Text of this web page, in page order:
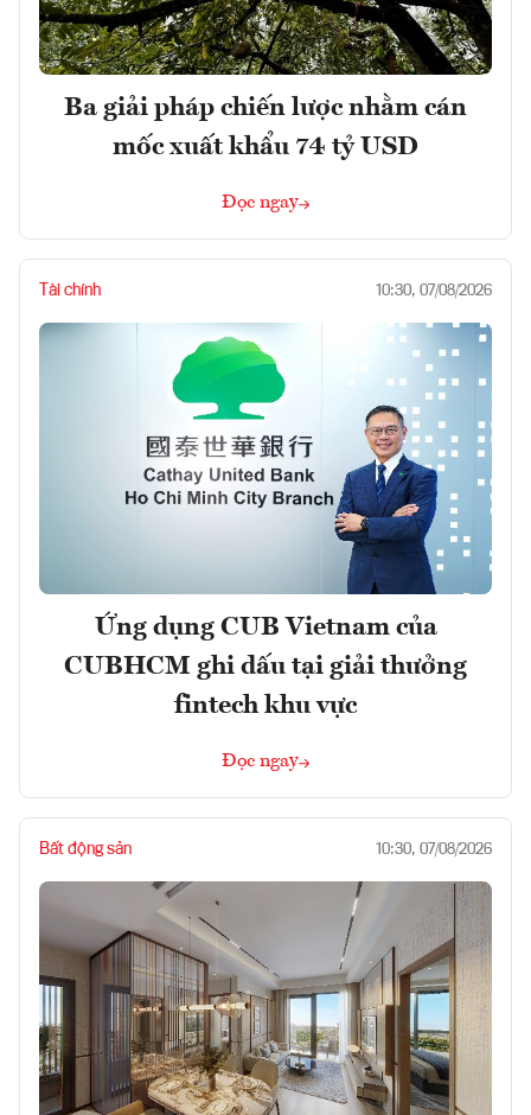
Ba giải pháp chiến lược nhằm cán
mốc xuất khẩu 74 tỷ USD
Đọc ngay
Tài chính 10:30, 07/08/2026
Ứng dụng CUB Vietnam của
CUBHCM ghi dấu tại giải thưởng
fintech khu vực
Đọc ngay
Bất động sản 10:30, 07/08/2026